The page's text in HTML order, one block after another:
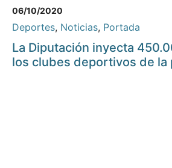
06/10/2020
Deportes, Noticias, Portada
La Diputación inyecta
los clubes deportivos de la